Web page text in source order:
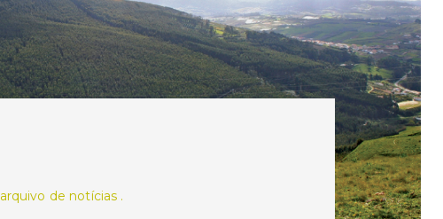
arquivo de notícias .